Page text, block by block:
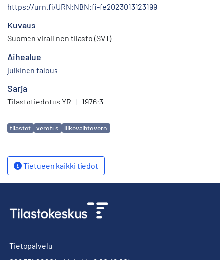
https://urn.fi/URN:NBN:fi-fe2023013123199
Kuvaus
Suomen virallinen tilasto (SVT)
Aihealue
julkinen talous
Sarja
Tilastotiedotus YR | 1976:3
Avainsanat
tilastot verotus liikevaihtovero
Tietueen kaikki tiedot
Tietopalvelu